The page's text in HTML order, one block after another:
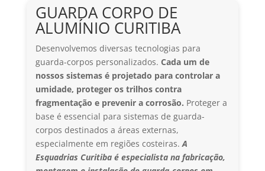
GUARDA CORPO DE
ALUMÍNIO CURITIBA
Desenvolvemos diversas tecnologias para
guarda-corpos personalizados. Cada um de
nossos sistemas é projetado para controlar a
umidade, proteger os trilhos contra
fragmentação e prevenir a corrosão. Proteger a
base é essencial para sistemas de guarda-
corpos destinados a áreas externas,
especialmente em regiões costeiras. A
Esquadrias Curitiba é especialista na fabricação,